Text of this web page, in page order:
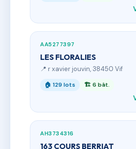
AA5277397
LES FLORALIES
📍 r xavier jouvin, 38450 Vif
🏠 129 lots 🏗 6 bât.
AH3734316
163 COURS BERRIAT